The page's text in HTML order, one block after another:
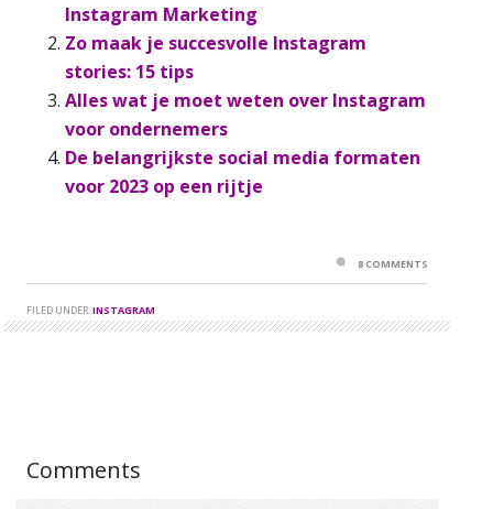
Instagram Marketing
Zo maak je succesvolle Instagram
stories: 15 tips
Alles wat je moet weten over Instagram
voor ondernemers
De belangrijkste social media formaten
voor 2023 op een rijtje
FILED UNDER:INSTAGRAM
8 COMMENTS
Comments